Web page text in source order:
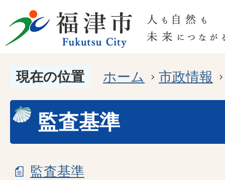
現在の位置 ホーム 市政情報
監査基準
監査基準